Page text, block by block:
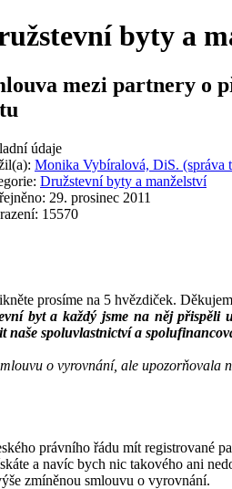
byty a
mezi partnery o
údaje
Monika Vybíralová, DiS. (správa
Družstevní byty a manželství
29. prosinec 2011
15570
prosíme na 5 hvězdiček.
byt a každý jsme na něj
naše spoluvlastnictví a
o vyrovnání, ale upozorňovala
právního řádu mít registrované
a navíc bych nic takového ani
zmíněnou smlouvu o vyrovnání.